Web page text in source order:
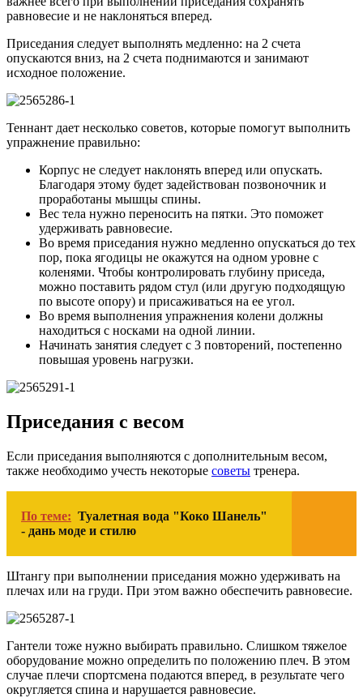
равновесие и не наклоняться вперед.
Приседания следует выполнять медленно: на 2 счета
опускаются вниз, на 2 счета поднимаются и занимают
исходное положение.
Теннант дает несколько советов, которые помогут выполнить
упражнение правильно:
Корпус не следует наклонять вперед или опускать.
Благодаря этому будет задействован позвоночник и
проработаны мышцы спины.
Вес тела нужно переносить на пятки. Это поможет
удерживать равновесие.
Во время приседания нужно медленно опускаться до тех
пор, пока ягодицы не окажутся на одном уровне с
коленями. Чтобы контролировать глубину приседа,
можно поставить рядом стул (или другую подходящую
по высоте опору) и присаживаться на ее угол.
Во время выполнения упражнения колени должны
находиться с носками на одной линии.
Начинать занятия следует с 3 повторений, постепенно
повышая уровень нагрузки.
Приседания с весом
Если приседания выполняются с дополнительным весом,
также необходимо учесть некоторые советы тренера.
По теме: Туалетная вода "Коко Шанель"
- дань моде и стилю
Штангу при выполнении приседания можно удерживать на
плечах или на груди. При этом важно обеспечить равновесие.
Гантели тоже нужно выбирать правильно. Слишком тяжелое
оборудование можно определить по положению плеч. В этом
случае плечи спортсмена подаются вперед, в результате чего
округляется спина и нарушается равновесие.